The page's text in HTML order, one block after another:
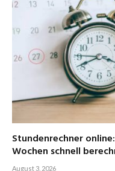
Stundenrechner
Wochen schnell
August 3, 2026